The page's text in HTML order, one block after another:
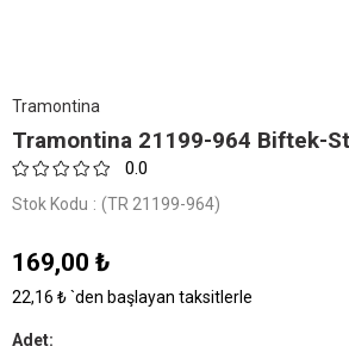
Tramontina
Tramontina 21199-964 Biftek-
0.0
Stok Kodu (TR 21199-964)
169,00 ₺
22,16 ₺`den başlayan taksitlerle